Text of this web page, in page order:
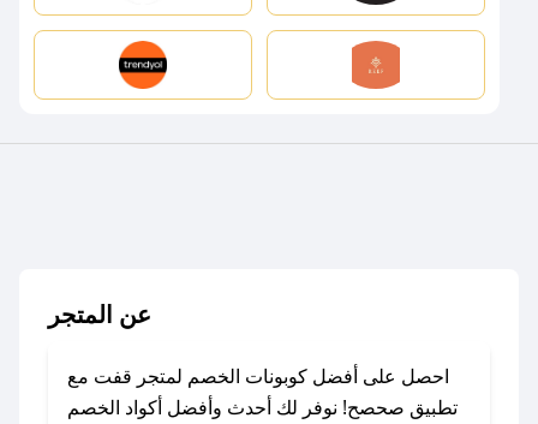
عن المتجر
احصل على أفضل كوبونات الخصم لمتجر قفت مع
تطبيق صحصح! نوفر لك أحدث وأفضل أكواد الخصم